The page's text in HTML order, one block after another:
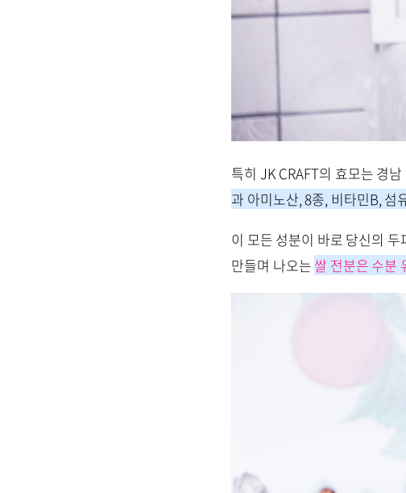
특히 JK CRAFT의 효모는 경
과 아미노산, 8종, 비타민B, 섬
이 모든 성분이 바로 당신의
만들며 나오는 쌀 전분은 수분